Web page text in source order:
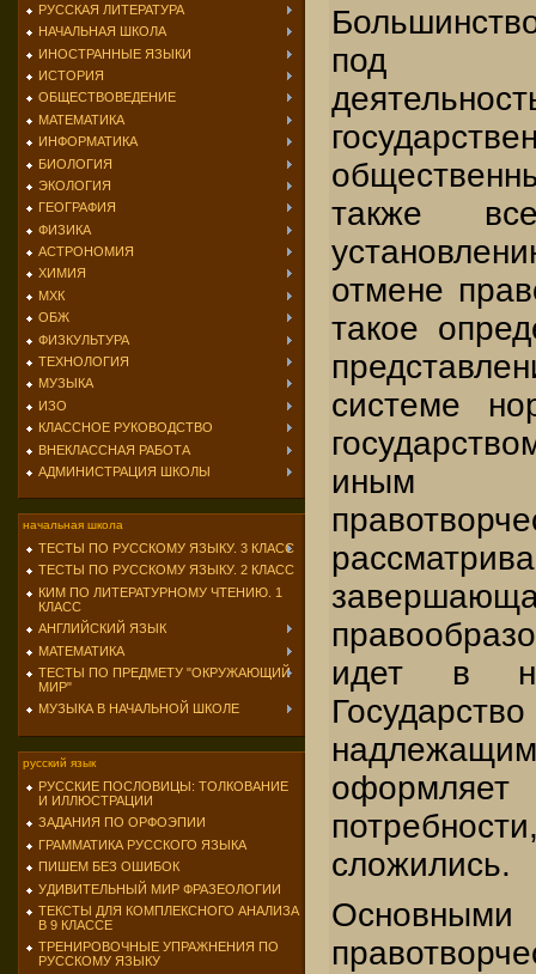
РУССКАЯ ЛИТЕРАТУРА
НАЧАЛЬНАЯ ШКОЛА
ИНОСТРАННЫЕ ЯЗЫКИ
ИСТОРИЯ
ОБЩЕСТВОВЕДЕНИЕ
МАТЕМАТИКА
ИНФОРМАТИКА
БИОЛОГИЯ
ЭКОЛОГИЯ
ГЕОГРАФИЯ
ФИЗИКА
АСТРОНОМИЯ
ХИМИЯ
МХК
ОБЖ
ФИЗКУЛЬТУРА
ТЕХНОЛОГИЯ
МУЗЫКА
ИЗО
КЛАССНОЕ РУКОВОДСТВО
ВНЕКЛАССНАЯ РАБОТА
АДМИНИСТРАЦИЯ ШКОЛЫ
начальная школа
ТЕСТЫ ПО РУССКОМУ ЯЗЫКУ. 3 КЛАСС
ТЕСТЫ ПО РУССКОМУ ЯЗЫКУ. 2 КЛАСС
КИМ ПО ЛИТЕРАТУРНОМУ ЧТЕНИЮ. 1
КЛАСС
АНГЛИЙСКИЙ ЯЗЫК
МАТЕМАТИКА
ТЕСТЫ ПО ПРЕДМЕТУ "ОКРУЖАЮЩИЙ
МИР"
МУЗЫКА В НАЧАЛЬНОЙ ШКОЛЕ
русский язык
РУССКИЕ ПОСЛОВИЦЫ: ТОЛКОВАНИЕ
И ИЛЛЮСТРАЦИИ
ЗАДАНИЯ ПО ОРФОЭПИИ
ГРАММАТИКА РУССКОГО ЯЗЫКА
ПИШЕМ БЕЗ ОШИБОК
УДИВИТЕЛЬНЫЙ МИР ФРАЗЕОЛОГИИ
ТЕКСТЫ ДЛЯ КОМПЛЕКСНОГО АНАЛИЗА
В 9 КЛАССЕ
ТРЕНИРОВОЧНЫЕ УПРАЖНЕНИЯ ПО
РУССКОМУ ЯЗЫКУ
под
также
отмене
такое
системе
иным
идет в
сложились.